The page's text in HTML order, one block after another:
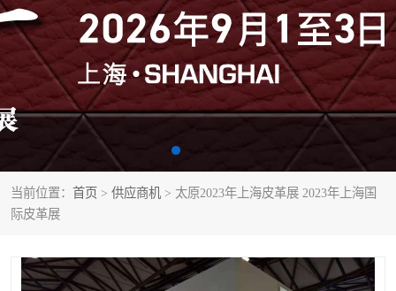
当前位置： 首页 > 供应商机 > 太原2023年上海皮革展 2023年上海国
际皮革展